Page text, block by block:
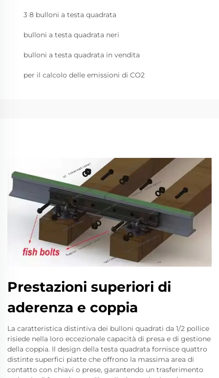
3 8 bulloni a testa quadrata
bulloni a testa quadrata neri
bulloni a testa quadrata in vendita
per il calcolo delle emissioni di CO2
Prestazioni superiori di
aderenza e coppia
La caratteristica distintiva dei bulloni quadrati da 1/2 pollice
risiede nella loro eccezionale capacità di presa e di gestione
della coppia. Il design della testa quadrata fornisce quattro
distinte superfici piatte che offrono la massima area di
contatto con chiavi o prese, garantendo un trasferimento